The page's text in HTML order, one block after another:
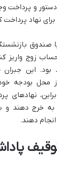
و پرداخت
نهاد پرداخت
صندوق
زوج واریز
بود. این
محل بودجه
نهادهای
به خرج دهند
انجام دهند.